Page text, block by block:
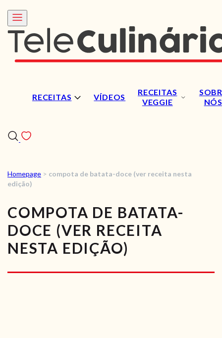
RECEITAS VÍDEOS
RECEITAS
VEGGIE
NÓS
RECEITAS
RECEITAS VEGGIE
SOBRE NÓS
Homepage > compota de batata-doce (ver receita nesta
edição)
COMPOTA DE BATATA-
DOCE (VER RECEITA
NESTA EDIÇÃO)